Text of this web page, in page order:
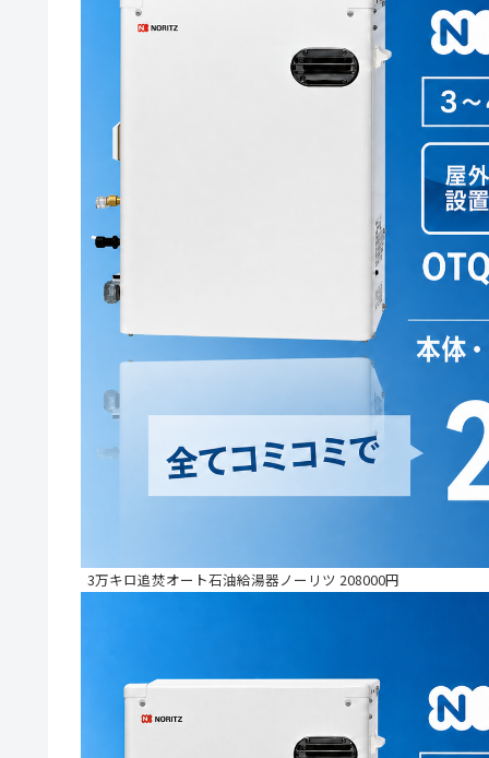
3万キロ追焚オート石油給湯器ノーリツ 208000円